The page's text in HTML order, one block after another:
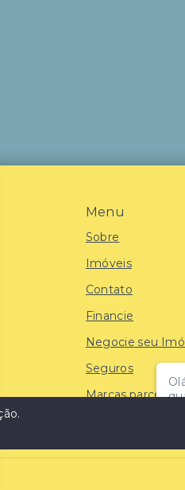
Menu
Sobre
Imóveis
Contato
Financie
Negocie seu
Seguros
Marcas parceiras